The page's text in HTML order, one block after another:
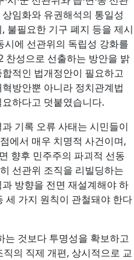
임화와 유권해석의 통일성
불필요한 기구 폐지 등을 제시
에 선관위의 독립성 강화를
찬성으로 선출하는 방안을 밝
적인 법개정안이 필요하고
방안뿐 아니라 정치관계법
하다고 덧붙였습니다.
기록 오류 사태는 시민들이
에서 매우 치명적 사건이며,
향후 민주주의 파괴적 선동
선관위 조직을 리빌딩하는
방향을 전면 재설계해야 하
세 가지 원칙이 관철돼야 한다
는 것보다 투명성을 확보하고
직의 직제 개편, 상시적으로 교